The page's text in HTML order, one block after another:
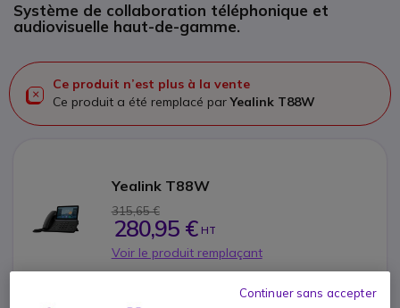
Système de collaboration téléphonique et
audiovisuelle haut-de-gamme.
Ce produit n’est plus à la vente
Ce produit a été remplacé parYealink T88W
Yealink T88W
315,65 €
280,95 € HT
Voir le produit remplaçant
Continuer sans accepter